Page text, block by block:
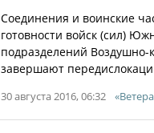
Соединения и воинские
готовности войск (сил)
подразделений Воздушно-
завершают
30 августа 2016, 06:32